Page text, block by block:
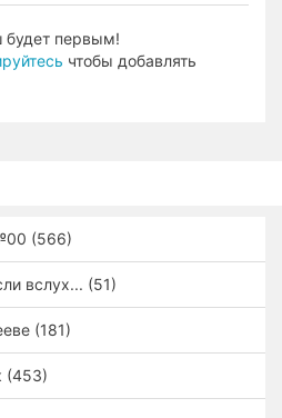
будет первым!
чтобы добавлять
(566)
вслух... (51)
(181)
(453)